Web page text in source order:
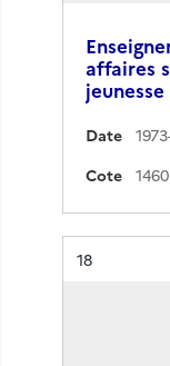
affaires
Date
Cote
Résultat n°
18